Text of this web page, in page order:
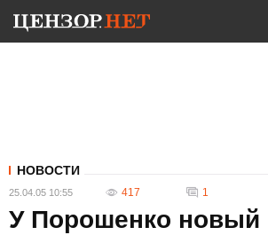
НОВОСТИ
25.04.05 10:55 417 1
У Порошенко новый